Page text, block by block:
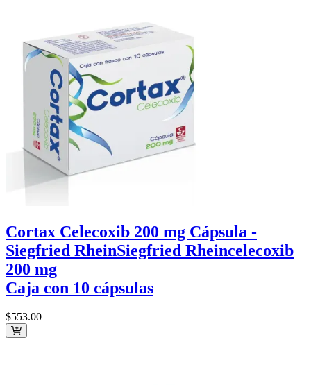
Cortax Celecoxib 200 mg Cápsula -
Siegfried RheinSiegfried Rheincelecoxib
200 mg
Caja con 10 cápsulas
$553.00